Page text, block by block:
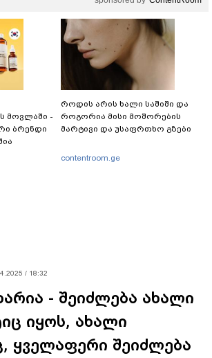
მოვლაში -
ბრენდი
როდის არის ხალი საშიში და
როგორია მისი მოშორების
მარტივი და უსაფრთხო გზები
contentroom.ge
/ 18:32
- შეიძლება ახალი
იყოს, ახალი
ყველაფერი შეიძლება